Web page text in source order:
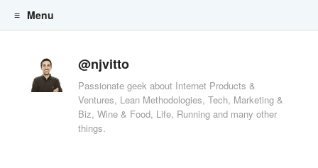
@njvitto
Passionate geek about Internet Products &
Ventures, Lean Methodologies, Tech, Marketing &
Biz, Wine & Food, Life, Running and many other
things.
Menu